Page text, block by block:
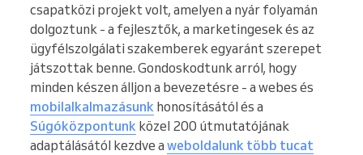
csapatközi projekt volt, amelyen a nyár folyamán
dolgoztunk - a fejlesztők, a marketingesek és az
ügyfélszolgálati szakemberek egyaránt szerepet
játszottak benne. Gondoskodtunk arról, hogy
minden készen álljon a bevezetésre - a webes és
mobilalkalmazásunk honosításától és a
Súgóközpontunk közel 200 útmutatójának
adaptálásától kezdve a weboldalunk több tucat